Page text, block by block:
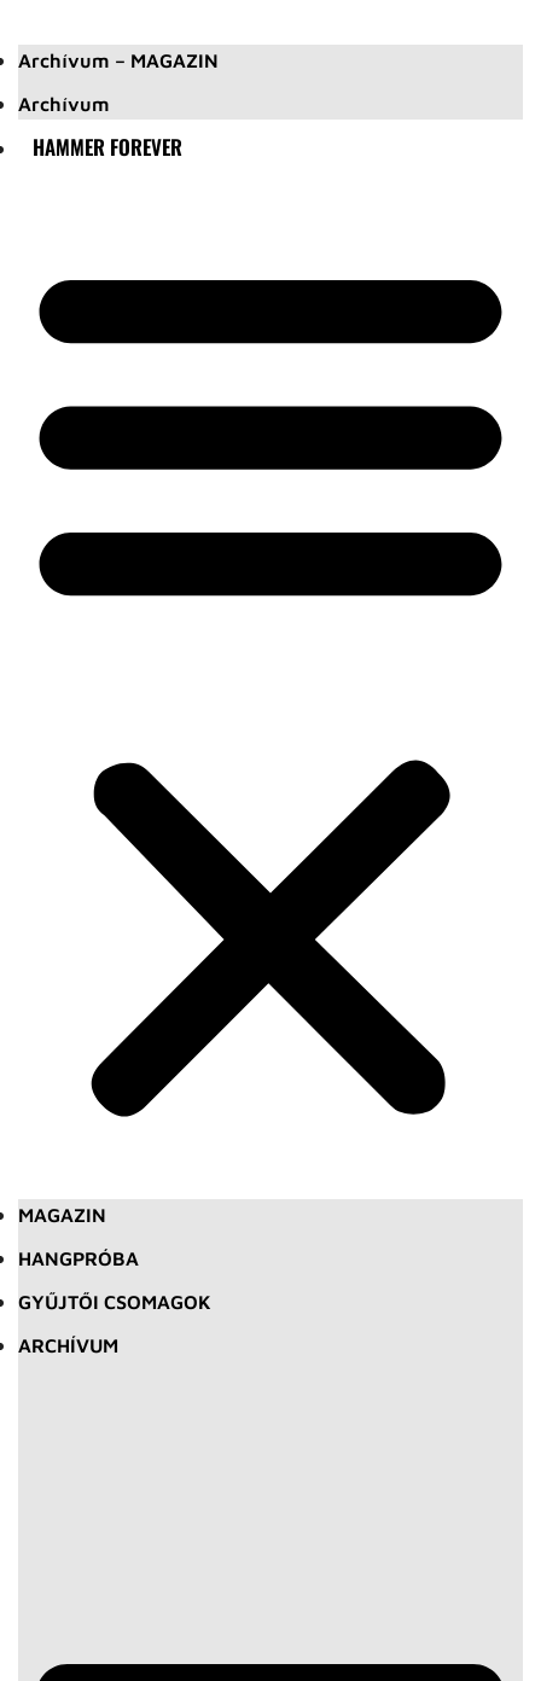
Archívum – MAGAZIN
Archívum
HAMMER FOREVER
MAGAZIN
HANGPRÓBA
GYŰJTŐI CSOMAGOK
ARCHÍVUM